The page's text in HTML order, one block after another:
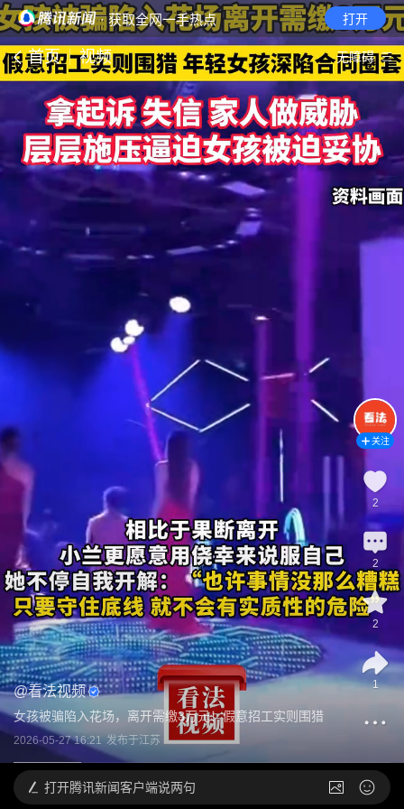
· 获取全网一手热点 打开
首页 视频 无障碍
@看法视频
女孩被骗陷入花场，离开需缴3万元！假意招工实则围猎
2026-05-27 16:21 发布于江苏
关注
2
2
2
1
打开腾讯新闻客户端说两句